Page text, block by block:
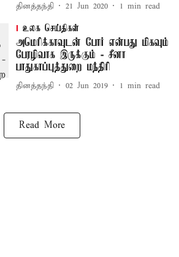
தினத்தந்தி 21 Jun 2020 1 min read
உலக செய்திகள்
அமெரிக்காவுடன் போர் என்பது மிகவும்
பேரழிவாக இருக்கும் - சீனா
பாதுகாப்புத்துறை மந்திரி
தினத்தந்தி 02 Jun 2019 1 min read
Read More